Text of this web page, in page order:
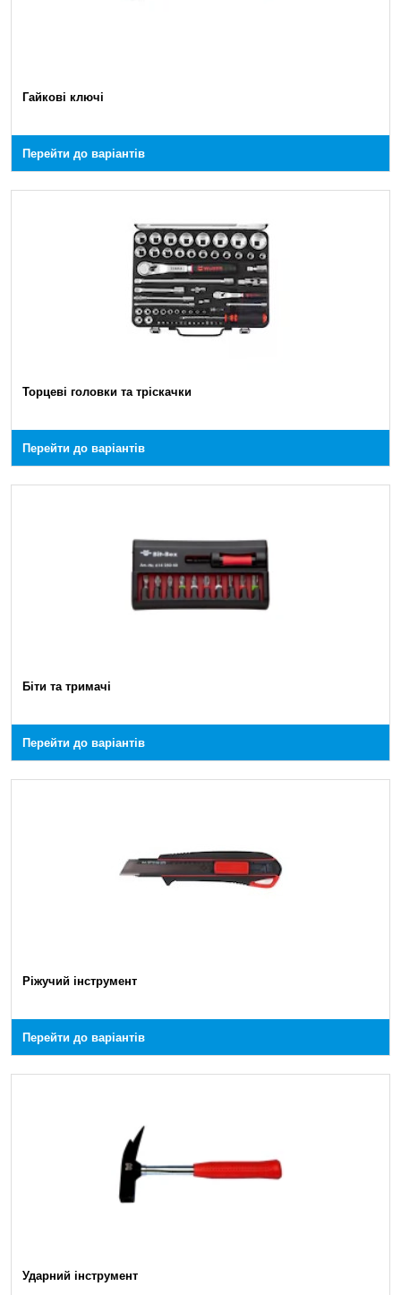
Гайкові ключі
Перейти до варіантів
Торцеві головки та тріскачки
Перейти до варіантів
Біти та тримачі
Перейти до варіантів
Ріжучий інструмент
Перейти до варіантів
Ударний інструмент